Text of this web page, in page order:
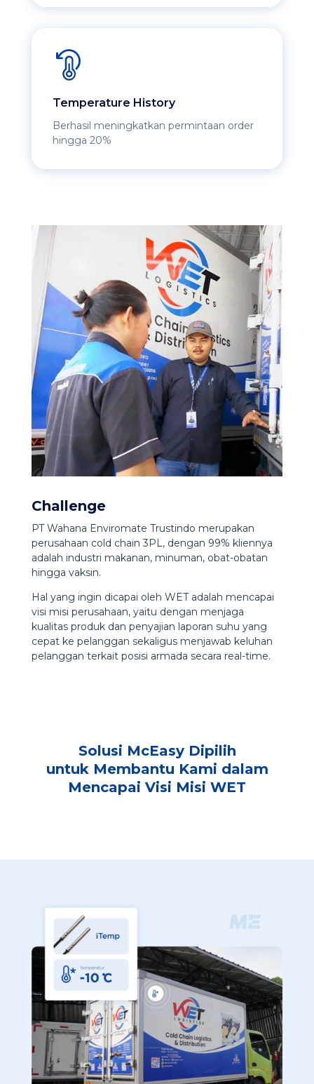
Temperature History
Berhasil meningkatkan permintaan order
hingga 20%
Challenge
PT Wahana Enviromate Trustindo merupakan
perusahaan cold chain 3PL, dengan 99% kliennya
adalah industri makanan, minuman, obat-obatan
hingga vaksin.
Hal yang ingin dicapai oleh WET adalah mencapai
visi misi perusahaan, yaitu dengan menjaga
kualitas produk dan penyajian laporan suhu yang
cepat ke pelanggan sekaligus menjawab keluhan
pelanggan terkait posisi armada secara real-time.
Solusi McEasy Dipilih
untuk Membantu Kami dalam
Mencapai Visi Misi WET